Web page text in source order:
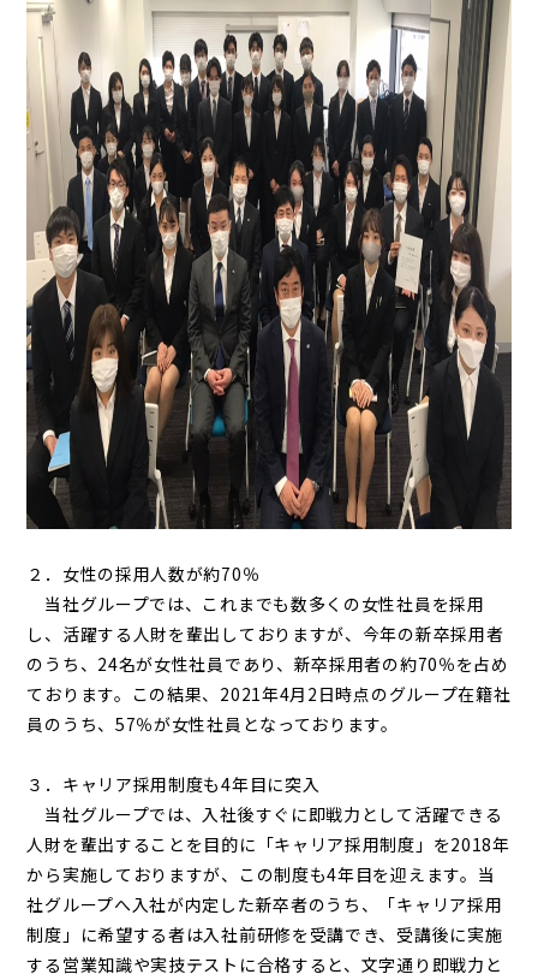
２．女性の採用人数が約70％
当社グループでは、これまでも数多くの女性社員を採用
し、活躍する人財を輩出しておりますが、今年の新卒採用者
のうち、24名が女性社員であり、新卒採用者の約70％を占め
ております。この結果、2021年4月2日時点のグループ在籍社
員のうち、57％が女性社員となっております。
３．キャリア採用制度も4年目に突入
当社グループでは、入社後すぐに即戦力として活躍できる
人財を輩出することを目的に「キャリア採用制度」を2018年
から実施しておりますが、この制度も4年目を迎えます。当
社グループへ入社が内定した新卒者のうち、「キャリア採用
制度」に希望する者は入社前研修を受講でき、受講後に実施
する営業知識や実技テストに合格すると、文字通り即戦力と